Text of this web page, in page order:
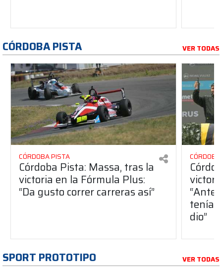
CÓRDOBA PISTA VER TODAS
CÓRDOBA PISTA
Córdoba Pista: Massa, tras la
victoria en la Fórmula Plus:
“Da gusto correr carreras así”
dio”
SPORT PROTOTIPO VER TODAS